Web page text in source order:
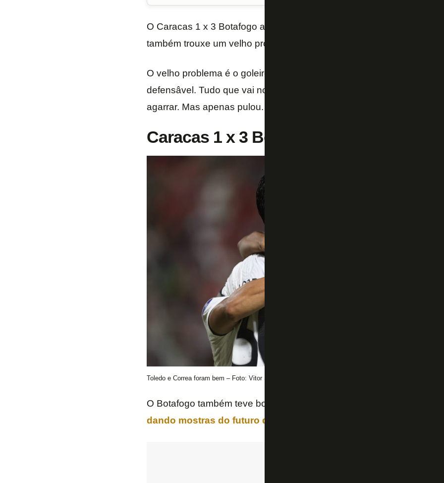
O Caracas 1 x 3 Botafogo apresentou boas notícias para o torcedor
também trouxe um velho problema.
O velho problema é o goleiro. Não foi um erro bizarro. Mas o gol de
defensâvel. Tudo que vai no gol entra.
agarrar. Mas apenas pulou.
Caracas 1 x 3 Botafogo teve brilho dos
Toledo e Correa foram bem – Foto: Vitor Silva/Botafogo
O Botafogo também teve boas notícias.
dando mostras do futuro do clube